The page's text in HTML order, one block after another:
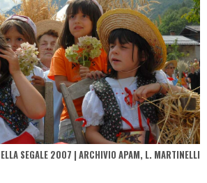
SEGALE 2007 | ARCHIVIO APAM, L. MARTINELLI